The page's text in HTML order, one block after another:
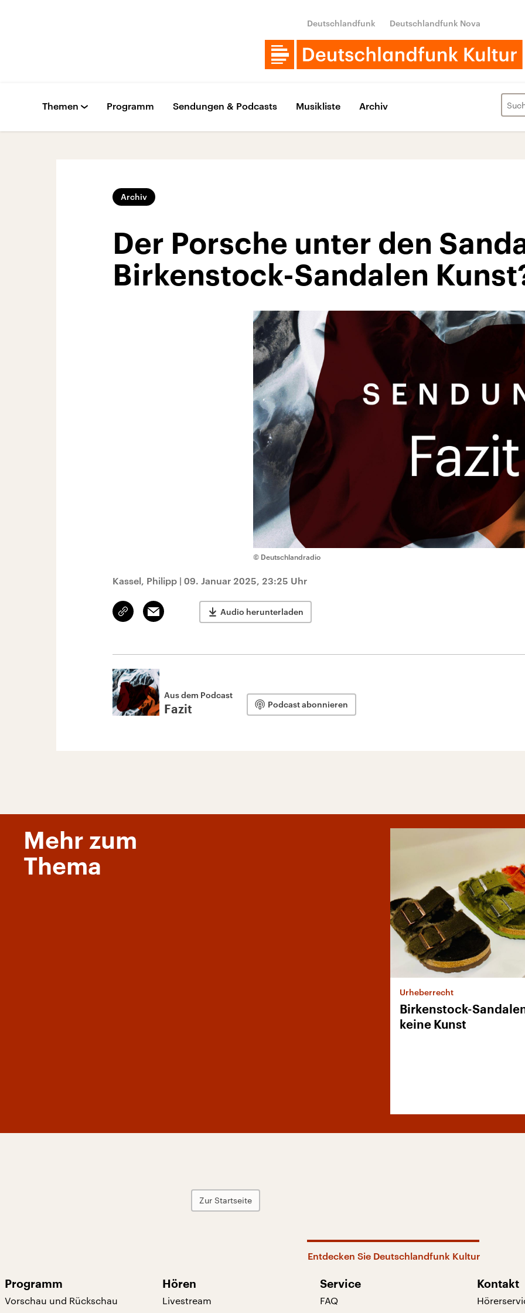
Deutschlandfunk Deutschlandfunk Nova
Themen Programm Sendungen & Podcasts Musikliste Archiv
Archiv
Der Porsche unter den
Birkenstock-Sandalen
© Deutschlandradio
Kassel, Philipp | 09. Januar 2025, 23:25 Uhr
Link
kopieren/teilen
Email Audio herunterladen
Aus dem Podcast
Fazit Podcast abonnieren
Mehr zum
Thema
Urheberrecht
Birkenstock-
keine Kunst
Zur Startseite
Entdecken Sie Deutschlandfunk Kultur
Programm
Vorschau und Rückschau
Hören
Livestream
Service
FAQ
Kontakt